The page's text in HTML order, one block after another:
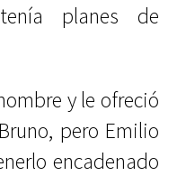
planes de
y le ofreció
pero Emilio
encadenado